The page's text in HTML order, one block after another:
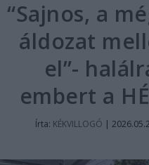
“Sajnos, a
áldozat
el”-
embert a
Írta: KÉKVILLOGÓ |